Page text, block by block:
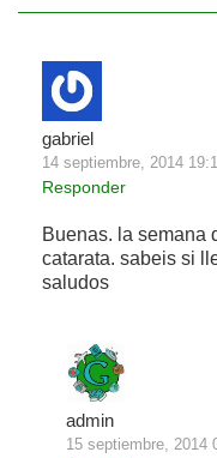
gabriel
14 septiembre, 2014
Responder
Buenas. la semana
catarata. sabeis si
saludos
admin
15 septiembre, 2014